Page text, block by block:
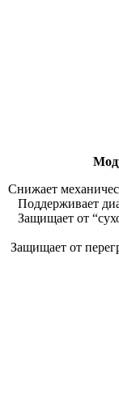
Снижает
Поддерживает
Защищает от
Защищает от